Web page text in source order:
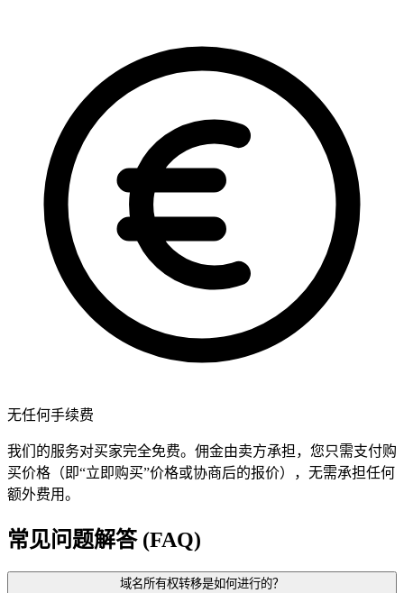
无任何手续费
我们的服务对买家完全免费。佣金由卖方承担，您只需支付购
买价格（即“立即购买”价格或协商后的报价），无需承担任何
额外费用。
常见问题解答 (FAQ)
域名所有权转移是如何进行的？